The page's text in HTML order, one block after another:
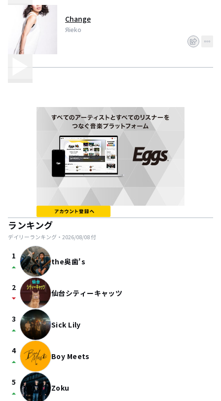
Change
Яieko
ランキング
デイリーランキング・ 2026/08/08付
1
arrow_drop_up the奥歯's
2
arrow_drop_down 仙台シティーキャッツ
3
arrow_drop_up Sick Lily
4
arrow_drop_up Boy Meets
5
arrow_drop_up Zoku